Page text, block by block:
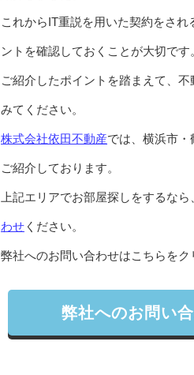
これからIT重説を用いた契約をさ
ントを確認しておくことが大切です
ご紹介したポイントを踏まえて、
みてください。
株式会社依田不動産では、横浜市
ご紹介しております。
上記エリアでお部屋探しをするな
わせ ください。
弊社へのお問い合わせはこちらをク
弊社へのお問い